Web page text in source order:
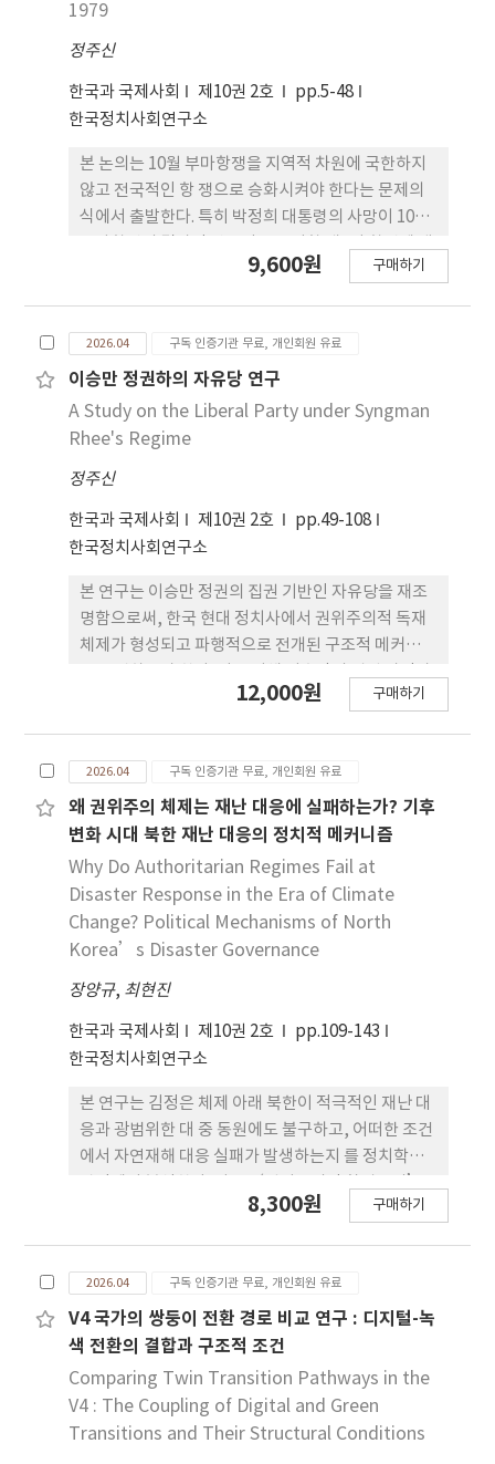
1979
정주신
한국과 국제사회 제10권 2호
pp.5-48
한국정치사회연구소
본 논의는 10월 부마항쟁을 지역적 차원에 국한하지
않고 전국적인 항 쟁으로 승화시켜야 한다는 문제의
식에서 출발한다. 특히 박정희 대통령의 사망이 10월
한 고 찰 없이 10·26 사건을 온전히 다루는 것은 불
찰하고자 한다. 이를 위해 촉발 요인, 과정 요인, 결과
요인 등의 전제 를 설정하여 논지를 증명하는 방식을
취하였다. 이에 따라 항쟁의 원인과 결과, 그리고 향후
과제들을 중심으로 내용을 전개한다. 연구 결과는 다
적 사건 맥락에 비 추어 볼 때, 이는 ‘10월 부마항
쟁’ 혹은 ‘10월 항쟁’으로 명명되어야 한 다. 둘
째, 부마항쟁의 전국화 및 세계화라는 가치를 새롭게
영삼 의원 개인과의 관계로만 한 정하여 거론하는 것
은 지양해야 한다. 넷째, 그동안 왜곡되었던 10·18
마 산항쟁의 전개 과정을 올바르게 바로잡아야 한다.
요컨대 10월 부마항쟁 은 이후 5·18 민주화운동과 6
월 항쟁의 도화선이 되었다는 점에서 한국 민주주의
9,600원 구매하기
2026.04 구독 인증기관 무료, 개인회원 유료
이승만 정권하의 자유당 연구
A Study on the Liberal Party under Syngman
Rhee's Regime
정주신
한국과 국제사회 제10권 2호
pp.49-108
한국정치사회연구소
본 연구는 이승만 정권의 집권 기반인 자유당을 재조
명함으로써, 한국 현대 정치사에서 권위주의적 독재
체제가 형성되고 파행적으로 전개된 구조적 메커니즘
권위주의 권력 구조의 상관관계를 고찰하고, 자유당
의 조직적 실체와 반민주적 통치 행태, 그리고 최종적
인 해체 요인을 다층적으로 탐색하고자 한다. 연구 방
법으로는 이승만의 카리스 마적 권위와 정치적 행태
가 통치 체제 전반에 미친 영향을 분석하는 질적 사례
연구 방식을 취한다. 연구 결과는 다음과 같다. 첫째,
이승만 정권의 권위주의와 반공이데올로기의 결합은
한국 정치 지형에 반민주적 억압 구조를 고착시키는
를 넘어 정권의 정당성을 확보하고 반대 세력을 탄압
주적 대의 시스템에 대한 불신은 비 공식적 인적 네트
워크에 의존하는 '측근 정치'의 병폐를 야기하였다.
결론적 으로 자유당은 근대적인 통치 정당으로 제도
화되지 못한 채, 1인 독재 체제 유지를 위한 도구적 사
당(Personal Party)으로 전락하며 한국 정당 정치
의 역사적 한계를 노출하였다.
12,000원 구매하기
2026.04 구독 인증기관 무료, 개인회원 유료
왜 권위주의 체제는 재난 대응에 실패하는가? 기후
변화 시대 북한 재난 대응의 정치적 메커니즘
Why Do Authoritarian Regimes Fail at
Disaster Response in the Era of Climate
Change? Political Mechanisms of North
Korea’s Disaster Governance
장양규, 최현진
한국과 국제사회 제10권 2호
pp.109-143
한국정치사회연구소
본 연구는 김정은 체제 아래 북한이 적극적인 재난 대
응과 광범위한 대 중 동원에도 불구하고, 어떠한 조건
에서 자연재해 대응 실패가 발생하는지 를 정치학적
이론은 중 앙집권적 통제가 효율적인 재난 대응을 가
반복적인 한계를 보여 왔다. 본 연구는 그 원인이 재난
대응의 정치화, 당중앙위원회의 과도한 개입과 중앙–
지방 간 정보 왜곡, 그리고 정치적 우선순위에 따른 공
간적 자원 배분의 비대칭에 있다고 주장한다. 이를 위
해 국제기구 보고서, 국제언론 및 대북 전문 매체 보
도, 『노동신 문』, 그리고 선행연구를 분석하였다.
8,300원 구매하기
2026.04 구독 인증기관 무료, 개인회원 유료
V4 국가의 쌍둥이 전환 경로 비교 연구 : 디지털-녹
색 전환의 결합과 구조적 조건
Comparing Twin Transition Pathways in the
V4 : The Coupling of Digital and Green
Transitions and Their Structural Conditions